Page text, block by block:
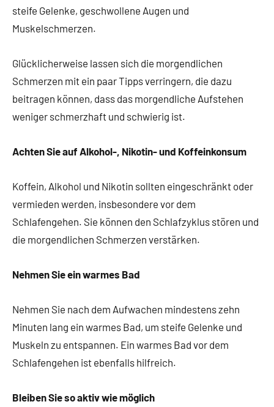
steife Gelenke, geschwollene Augen und
Muskelschmerzen.
Glücklicherweise lassen sich die morgendlichen
Schmerzen mit ein paar Tipps verringern, die dazu
beitragen können, dass das morgendliche Aufstehen
weniger schmerzhaft und schwierig ist.
Achten Sie auf Alkohol-, Nikotin- und Koffeinkonsum
Koffein, Alkohol und Nikotin sollten eingeschränkt oder
vermieden werden, insbesondere vor dem
Schlafengehen. Sie können den Schlafzyklus stören und
die morgendlichen Schmerzen verstärken.
Nehmen Sie ein warmes Bad
Nehmen Sie nach dem Aufwachen mindestens zehn
Minuten lang ein warmes Bad, um steife Gelenke und
Muskeln zu entspannen. Ein warmes Bad vor dem
Schlafengehen ist ebenfalls hilfreich.
Bleiben Sie so aktiv wie möglich